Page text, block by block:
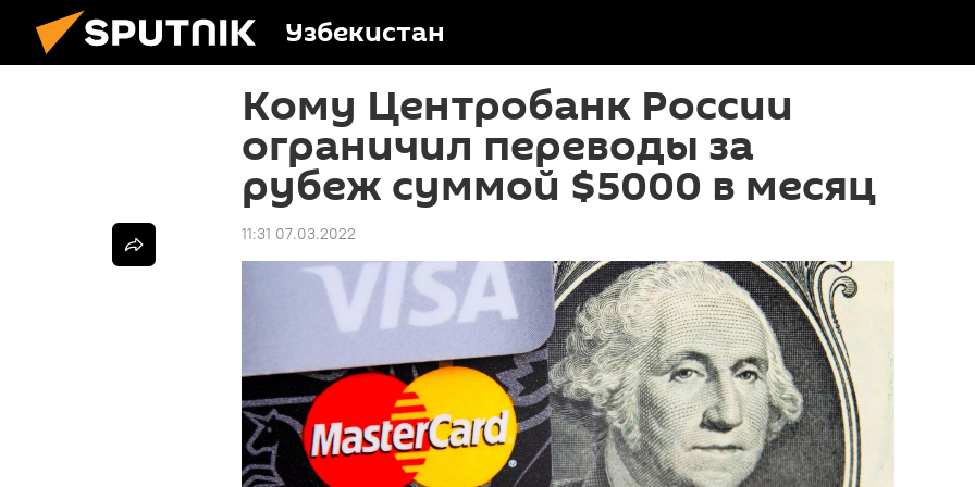
Узбекистан
Кому Центробанк России
ограничил переводы за
рубеж суммой $5000 в месяц
11:31 07.03.2022